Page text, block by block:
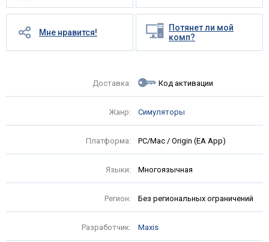
Мне нравится!
Потянет ли мой
комп?
Доставка: Код активации
Жанр: Симуляторы
Платформа: PC/Mac / Origin (EA App)
Языки: Многоязычная
Регион: Без региональных ограничений
Разработчик: Maxis